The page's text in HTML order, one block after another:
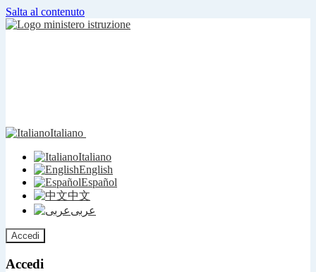
Salta al contenuto
Italiano
Italiano
English
Español
中文
عربى
Accedi
Accedi